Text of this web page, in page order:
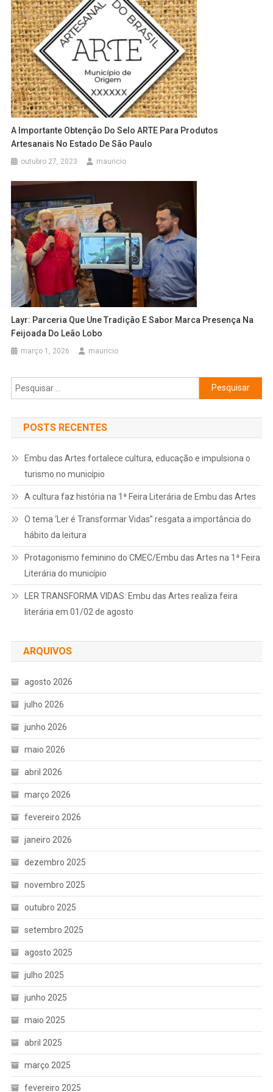
A Importante Obtenção Do Selo ARTE Para Produtos
Artesanais No Estado De São Paulo
outubro 27, 2023 mauricio
Layr: Parceria Que Une Tradição E Sabor Marca Presença Na
Feijoada Do Leão Lobo
março 1, 2026 mauricio
Pesquisar
por:
POSTS RECENTES
Embu das Artes fortalece cultura, educação e impulsiona o
turismo no município
A cultura faz história na 1ª Feira Literária de Embu das Artes
O tema ‘Ler é Transformar Vidas” resgata a importância do
hábito da leitura
Protagonismo feminino do CMEC/Embu das Artes na 1ª Feira
Literária do município
LER TRANSFORMA VIDAS: Embu das Artes realiza feira
literária em 01/02 de agosto
ARQUIVOS
agosto 2026
julho 2026
junho 2026
maio 2026
abril 2026
março 2026
fevereiro 2026
janeiro 2026
dezembro 2025
novembro 2025
outubro 2025
setembro 2025
agosto 2025
julho 2025
junho 2025
maio 2025
abril 2025
março 2025
fevereiro 2025